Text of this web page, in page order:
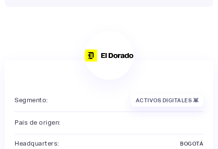
Segmento: ACTIVOS DIGITALES 👾
País de origen:
Headquarters: BOGOTÁ